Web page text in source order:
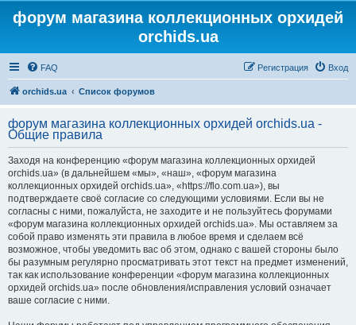
форум магазина коллекционных орхидей
orchids.ua
FAQ Вход
Регистрация
orchids.ua Список форумов
форум магазина коллекционных орхидей orchids.ua -
Общие правила
Заходя на конференцию «форум магазина коллекционных орхидей
orchids.ua» (в дальнейшем «мы», «наш», «форум магазина
коллекционных орхидей orchids.ua», «https://flo.com.ua»), вы
подтверждаете своё согласие со следующими условиями. Если вы не
согласны с ними, пожалуйста, не заходите и не пользуйтесь форумами
«форум магазина коллекционных орхидей orchids.ua». Мы оставляем за
собой право изменять эти правила в любое время и сделаем всё
возможное, чтобы уведомить вас об этом, однако с вашей стороны было
бы разумным регулярно просматривать этот текст на предмет изменений,
так как использование конференции «форум магазина коллекционных
орхидей orchids.ua» после обновления/исправления условий означает
ваше согласие с ними.